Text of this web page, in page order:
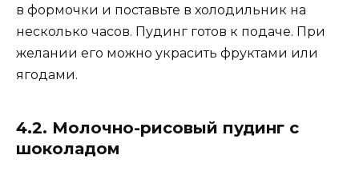
в формочки и поставьте в холодильник на
несколько часов. Пудинг готов к подаче. При
желании его можно украсить фруктами или
ягодами.
4.2. Молочно-рисовый пудинг с
шоколадом